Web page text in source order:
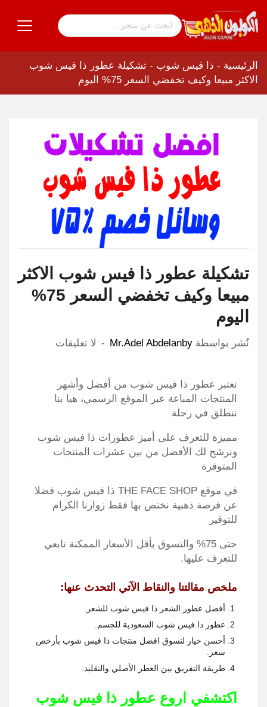
الرئيسية - ذا فيس شوب - تشكيلة عطور ذا فيس شوب
الاكثر مبيعا وكيف تخفضي السعر 75% اليوم
تشكيلة عطور ذا فيس شوب الاكثر
مبيعا وكيف تخفضي السعر 75%
اليوم
نٌشر بواسطة Mr.Adel Abdelanby لا تعليقات
تعتبر عطور ذا فيس شوب من أفضل وأشهر
المنتجات المباعة عبر الموقع الرسمي، هيا بنا
ننطلق في رحلة
مميزة للتعرف على أميز عطورات ذا فيس شوب
ونرشح لك الأفضل من بين عشرات المنتجات
المتوفرة
في موقع THE FACE SHOP ذا فيس شوب فضلا
عن فرصة ذهبية نختص بها فقط زوارنا الكرام
للتوفير
حتى 75% والتسوق بأقل الأسعار الممكنة تابعي
للتعرف عليها.
ملخص مقالتنا والنقاط الآتي التحدث عنها:
أفضل عطور الشعر ذا فيس شوب للشعر.
عطور ذا فيس شوب السعودية للجسم.
أحسن خيار لتسوق افضل منتجات ذا فيس شوب بأرخص
سعر.
طريقة التفريق بين العطر الأصلي والتقليد.
اكتشفي اروع عطور ذا فيس شوب